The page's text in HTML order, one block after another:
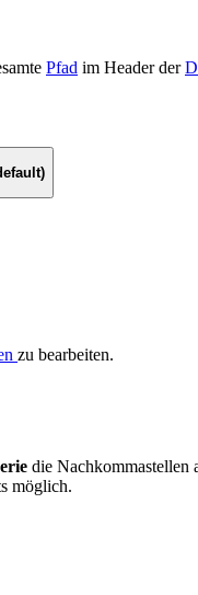
Pfad im Header der
zu bearbeiten.
die Nachkommastellen
möglich.